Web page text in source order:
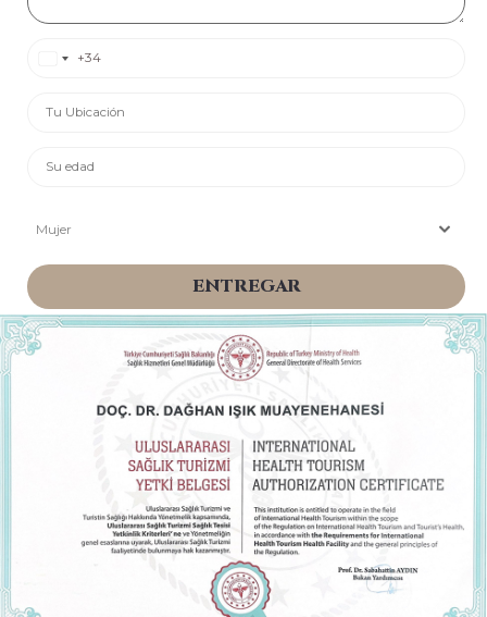
Spain +34
Mujer
ENTREGAR